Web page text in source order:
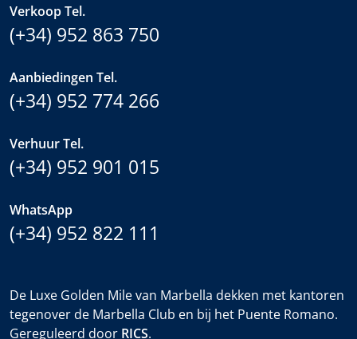
Verkoop Tel.
(+34) 952 863 750
Aanbiedingen Tel.
(+34) 952 774 266
Verhuur Tel.
(+34) 952 901 015
WhatsApp
(+34) 952 822 111
De Luxe Golden Mile van Marbella dekken met kantoren
tegenover de Marbella Club en bij het Puente Romano.
Gereguleerd door RICS.